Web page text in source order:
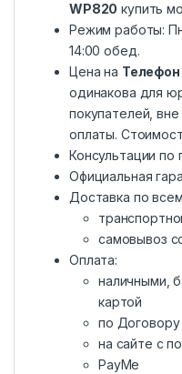
WP820 купить
Режим работы:
14:00 обед.
Цена на
одинакова для
покупателей,
оплаты.
Консультации по
Официальная
Доставка по
самовывоз
Оплата:
наличными,
картой
по
на сайте с
PayMe